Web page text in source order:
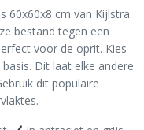
60x60x8 cm van Kijlstra.
bestand tegen een
voor de oprit. Kies
Dit laat elke andere
dit populaire